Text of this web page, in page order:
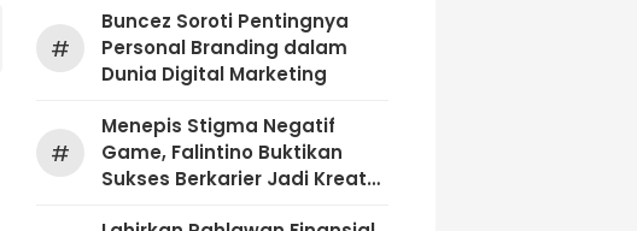
#
‎Buncez Soroti Pentingnya
Personal Branding dalam
Dunia Digital Marketing
#
Menepis Stigma Negatif
Game, Falintino Buktikan
Sukses Berkarier Jadi Kreator